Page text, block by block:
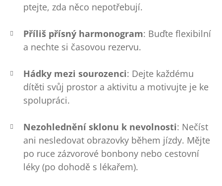
ptejte, zda něco nepotřebují.
Příliš přísný harmonogram: Buďte flexibilní
a nechte si časovou rezervu.
Hádky mezi sourozenci: Dejte každému
dítěti svůj prostor a aktivitu a motivujte je ke
spolupráci.
Nezohlednění sklonu k nevolnosti: Nečíst
ani nesledovat obrazovky během jízdy. Mějte
po ruce zázvorové bonbony nebo cestovní
léky (po dohodě s lékařem).